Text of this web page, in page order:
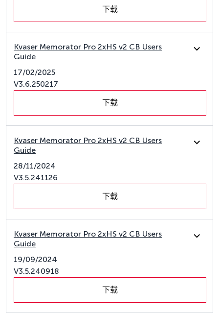
下载
Kvaser Memorator Pro 2xHS v2 CB Users
Guide
17/02/2025
V3.6.250217
下载
Kvaser Memorator Pro 2xHS v2 CB Users
Guide
28/11/2024
V3.5.241126
下载
Kvaser Memorator Pro 2xHS v2 CB Users
Guide
19/09/2024
V3.5.240918
下载